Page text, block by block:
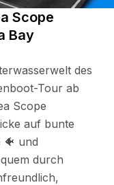
Scope
Bay
des
Tour ab
Scope
auf bunte
🐠 und
durch